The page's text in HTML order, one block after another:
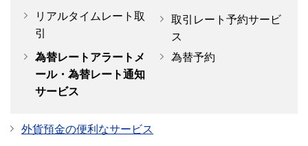
リアルタイムレート取
引
取引レート予約サービ
ス
為替レートアラートメ
ール・為替レート通知
サービス
為替予約
外貨預金の便利なサービス